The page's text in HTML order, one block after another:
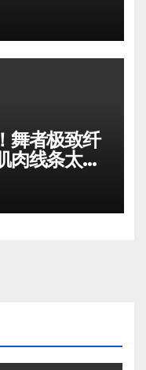
舞者极致纤
肉线条太惊